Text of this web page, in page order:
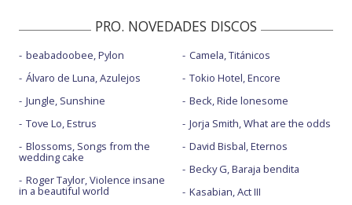
PRO. NOVEDADES DISCOS
beabadoobee, Pylon
Álvaro de Luna, Azulejos
Jungle, Sunshine
Tove Lo, Estrus
Blossoms, Songs from the
wedding cake
Roger Taylor, Violence insane
in a beautiful world
Camela, Titánicos
Tokio Hotel, Encore
Beck, Ride lonesome
Jorja Smith, What are the odds
David Bisbal, Eternos
Becky G, Baraja bendita
Kasabian, Act III